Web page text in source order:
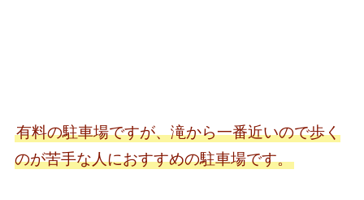
有料の駐車場ですが、滝から一番近いので歩く
のが苦手な人におすすめの駐車場です。